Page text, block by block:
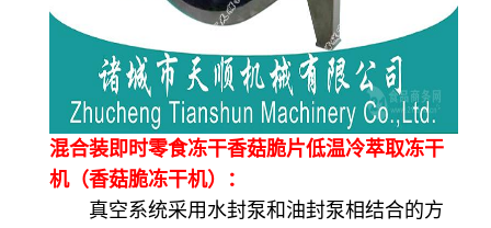
混合装即时零食冻干香菇脆片低温冷萃取冻干
机（香菇脆冻干机）：
真空系统采用水封泵和油封泵相结合的方